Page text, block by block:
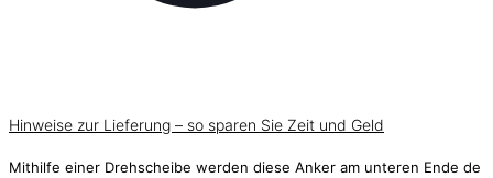
Hinweise zur Lieferung – so sparen Sie Zeit und Geld
Mithilfe einer Drehscheibe werden diese Anker am unteren Ende de